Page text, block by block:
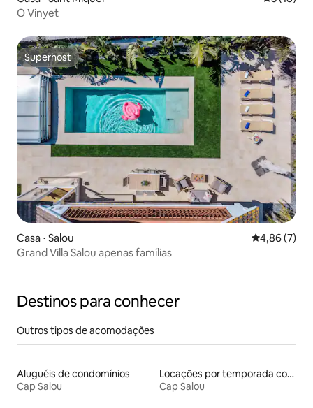
O Vinyet
Superhost
Superhost
Casa ⋅ Salou 4,86 de uma
4,86 (7)
Grand Villa Salou apenas famílias
Destinos para conhecer
Outros tipos de acomodações
Aluguéis de condomínios
Cap Salou
Locações por temporada com piscina
Cap Salou